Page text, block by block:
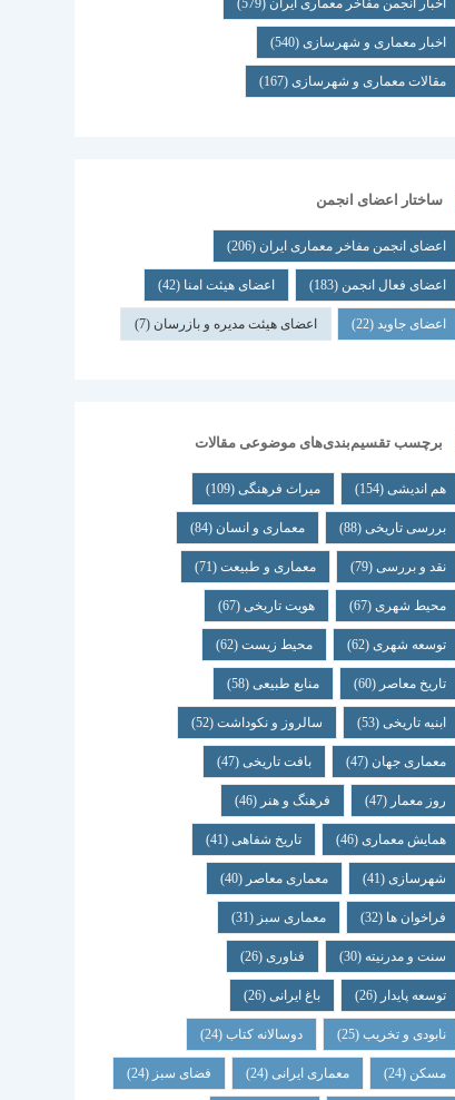
اخبار انجمن مفاخر معماری ایران (579)
اخبار معماری و شهرسازی(540)
مقالات معماری و شهرسازی(167)
ساختار اعضای انجمن
اعضای انجمن مفاخر معماری ایران (206)
اعضای فعال انجمن (183) اعضای هیئت امنا (42)
اعضای جاوید(22) اعضای هیئت مدیره و بازرسان (7)
برچسب تقسیم‌بندی‌های موضوعی مقالات
هم اندیشی(154) میراث فرهنگی(109)
بررسی تاریخی(88) معماری و انسان (84)
نقد و بررسی(79) معماری و طبیعت(71)
محیط شهری(67) هویت تاریخی(67)
توسعه شهری(62) محیط زیست(62)
تاریخ معاصر (60) منابع طبیعی(58)
ابنیه تاریخی(53) سالروز و نکوداشت(52)
معماری جهان (47) بافت تاریخی(47)
روز معمار (47) فرهنگ و هنر (46)
همایش معماری(46) تاریخ شفاهی(41)
شهرسازی(41) معماری معاصر (40)
فراخوان ها (32) معماری سبز (31)
سنت و مدرنیته (30) فناوری(26)
توسعه پایدار (26) باغ ایرانی(26)
نابودی و تخریب(25) دوسالانه کتاب(24)
مسکن (24) معماری ایرانی(24) فضای سبز (24)